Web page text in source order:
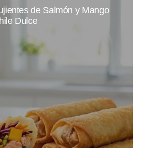
de Salmón y Mango
Dulce